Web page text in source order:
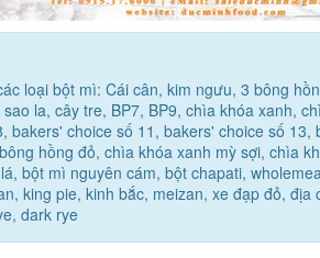
loại bột mì: Cái cân, kim ngưu, 3 bông
sao la, cây tre, BP7, BP9, chìa khóa xanh,
bakers' choice số 11, bakers' choice số 13,
hồng đỏ, chìa khóa xanh mỳ sợi, chìa
bột mì nguyên cám, bột chapati,
king pie, kinh bắc, meizan, xe đạp đỏ, địa
dark rye